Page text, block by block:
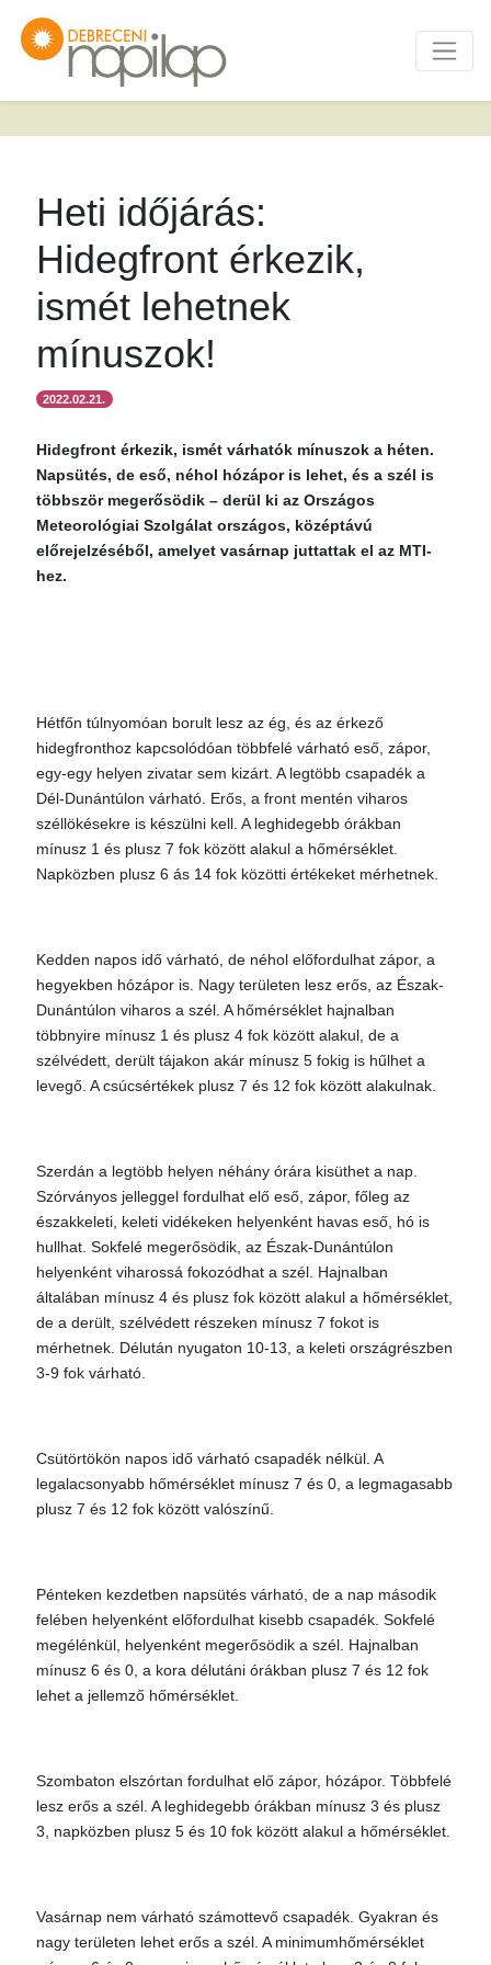
Heti időjárás:
Hidegfront érkezik,
ismét lehetnek
mínuszok!
2022.02.21.
Hidegfront érkezik, ismét várhatók mínuszok a héten.
Napsütés, de eső, néhol hózápor is lehet, és a szél is
többször megerősödik – derül ki az Országos
Meteorológiai Szolgálat országos, középtávú
előrejelzéséből, amelyet vasárnap juttattak el az MTI-
hez.
Hétfőn túlnyomóan borult lesz az ég, és az érkező
hidegfronthoz kapcsolódóan többfelé várható eső, zápor,
egy-egy helyen zivatar sem kizárt. A legtöbb csapadék a
Dél-Dunántúlon várható. Erős, a front mentén viharos
széllökésekre is készülni kell. A leghidegebb órákban
mínusz 1 és plusz 7 fok között alakul a hőmérséklet.
Napközben plusz 6 ás 14 fok közötti értékeket mérhetnek.
Kedden napos idő várható, de néhol előfordulhat zápor, a
hegyekben hózápor is. Nagy területen lesz erős, az Észak-
Dunántúlon viharos a szél. A hőmérséklet hajnalban
többnyire mínusz 1 és plusz 4 fok között alakul, de a
szélvédett, derült tájakon akár mínusz 5 fokig is hűlhet a
levegő. A csúcsértékek plusz 7 és 12 fok között alakulnak.
Szerdán a legtöbb helyen néhány órára kisüthet a nap.
Szórványos jelleggel fordulhat elő eső, zápor, főleg az
északkeleti, keleti vidékeken helyenként havas eső, hó is
hullhat. Sokfelé megerősödik, az Észak-Dunántúlon
helyenként viharossá fokozódhat a szél. Hajnalban
általában mínusz 4 és plusz fok között alakul a hőmérséklet,
de a derült, szélvédett részeken mínusz 7 fokot is
mérhetnek. Délután nyugaton 10-13, a keleti országrészben
3-9 fok várható.
Csütörtökön napos idő várható csapadék nélkül. A
legalacsonyabb hőmérséklet mínusz 7 és 0, a legmagasabb
plusz 7 és 12 fok között valószínű.
Pénteken kezdetben napsütés várható, de a nap második
felében helyenként előfordulhat kisebb csapadék. Sokfelé
megélénkül, helyenként megerősödik a szél. Hajnalban
mínusz 6 és 0, a kora délutáni órákban plusz 7 és 12 fok
lehet a jellemző hőmérséklet.
Szombaton elszórtan fordulhat elő zápor, hózápor. Többfelé
lesz erős a szél. A leghidegebb órákban mínusz 3 és plusz
3, napközben plusz 5 és 10 fok között alakul a hőmérséklet.
Vasárnap nem várható számottevő csapadék. Gyakran és
nagy területen lehet erős a szél. A minimumhőmérséklet